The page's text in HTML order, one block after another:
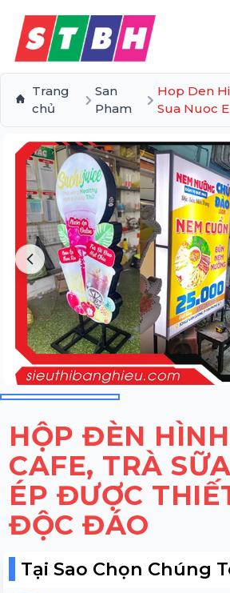
Trang
chủ
San
Pham
Hop Den
Sua Nuoc
HỘP ĐÈN
CAFE, TRÀ
ÉP ĐƯỢC
ĐỘC ĐÁO
Tại Sao Chọn Chúng